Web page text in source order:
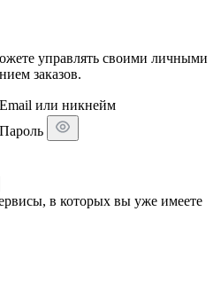
управлять своими личными
заказов.
Email или никнейм
Пароль
в которых вы уже имеете